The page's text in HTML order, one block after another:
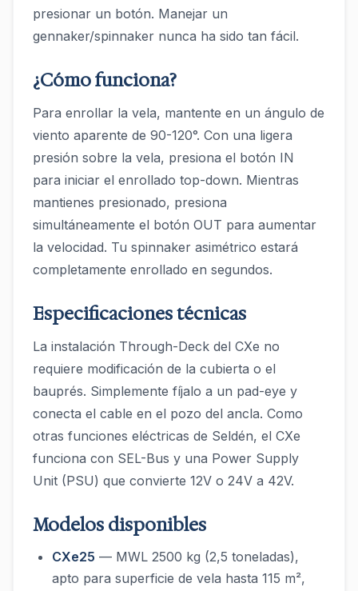
presionar un botón. Manejar un
gennaker/spinnaker nunca ha sido tan fácil.
¿Cómo funciona?
Para enrollar la vela, mantente en un ángulo de
viento aparente de 90-120°. Con una ligera
presión sobre la vela, presiona el botón IN
para iniciar el enrollado top-down. Mientras
mantienes presionado, presiona
simultáneamente el botón OUT para aumentar
la velocidad. Tu spinnaker asimétrico estará
completamente enrollado en segundos.
Especificaciones técnicas
La instalación Through-Deck del CXe no
requiere modificación de la cubierta o el
bauprés. Simplemente fíjalo a un pad-eye y
conecta el cable en el pozo del ancla. Como
otras funciones eléctricas de Seldén, el CXe
funciona con SEL-Bus y una Power Supply
Unit (PSU) que convierte 12V o 24V a 42V.
Modelos disponibles
CXe25 — MWL 2500 kg (2,5 toneladas),
apto para superficie de vela hasta 115 m²,